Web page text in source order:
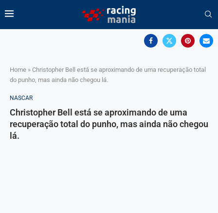
Home » Christopher Bell está se aproximando de uma recuperação total
do punho, mas ainda não chegou lá.
NASCAR
Christopher Bell está se aproximando de uma
recuperação total do punho, mas ainda não chegou
lá.